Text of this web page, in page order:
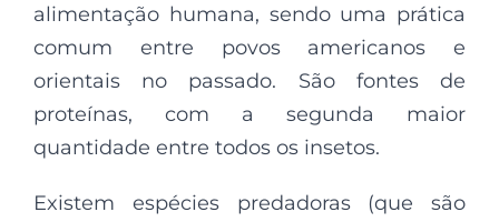
alimentação humana, sendo uma prática
comum entre povos americanos e
orientais no passado. São fontes de
proteínas, com a segunda maior
quantidade entre todos os insetos.
Existem espécies predadoras (que são